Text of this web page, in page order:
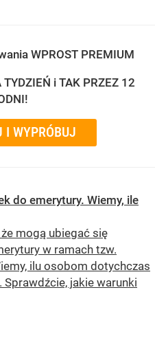
WPROST PREMIUM
i TAK PRZEZ 12
I WYPRÓBUJ
do emerytury. Wiemy, ile
mogą ubiegać się
w ramach tzw.
ilu osobom dotychczas
jakie warunki